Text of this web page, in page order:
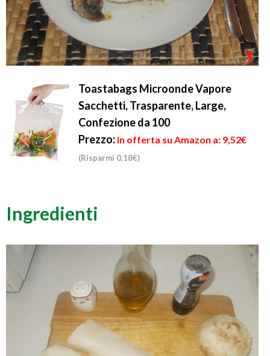
Toastabags Microonde Vapore
Sacchetti, Trasparente, Large,
Confezione da 100
Prezzo: in offerta su Amazon a: 9,52€
(Risparmi 0,18€)
Ingredienti